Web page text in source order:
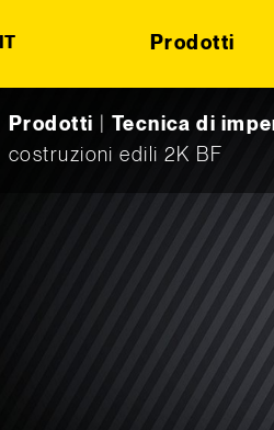
IT Prodotti
Prodotti Tecnica di
costruzioni edili 2K BF